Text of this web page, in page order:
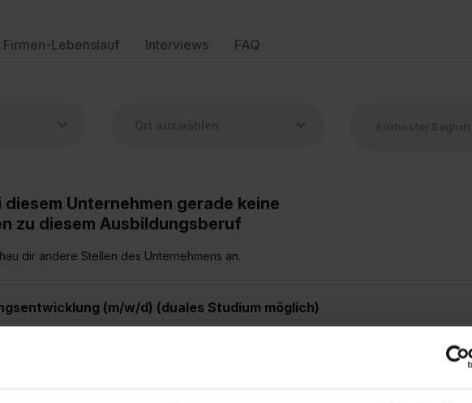
Firmen-Lebenslauf Interviews FAQ
diesem Unternehmen gerade keine
zu diesem Ausbildungsberuf
dir andere Stellen des Unternehmens an.
(m/w/d) (duales Studium möglich)